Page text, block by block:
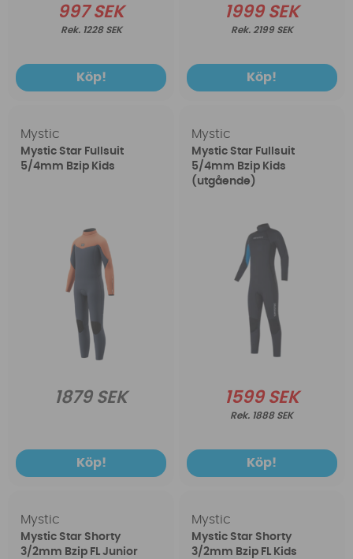
997 SEK
1228 SEK
Köp!
1999 SEK
2199 SEK
Köp!
Mystic
Mystic Star Fullsuit
5/4mm Bzip Kids
1879 SEK
Köp!
Mystic
Mystic Star Fullsuit
5/4mm Bzip Kids
(utgående)
1599 SEK
1888 SEK
Köp!
Mystic
Mystic Star Shorty
3/2mm Bzip FL Junior
Mystic
Mystic Star Shorty
3/2mm Bzip FL Kids